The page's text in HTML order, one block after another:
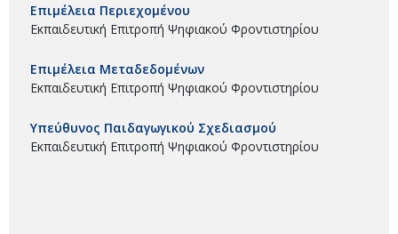
Επιμέλεια Περιεχομένου
Εκπαιδευτική Επιτροπή Ψηφιακού Φροντιστηρίου
Επιμέλεια Μεταδεδομένων
Εκπαιδευτική Επιτροπή Ψηφιακού Φροντιστηρίου
Υπεύθυνος Παιδαγωγικού Σχεδιασμού
Εκπαιδευτική Επιτροπή Ψηφιακού Φροντιστηρίου